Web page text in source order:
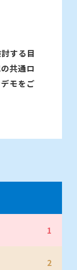
する目
共通ロ
モをご
データ
にデー
タのみ
1
2